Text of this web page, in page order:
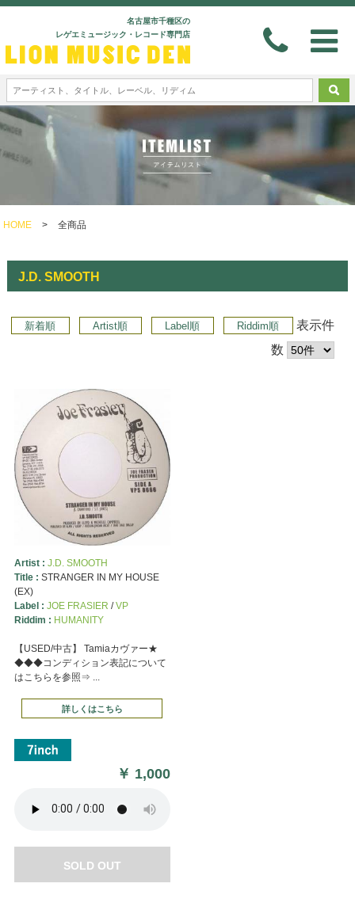
名古屋市千種区の
レゲエミュージック・レコード専門店
HOME > 全商品
J.D. SMOOTH
新着順 Artist順 Label順 Riddim順
表示件
数
Artist : J.D. SMOOTH
Title : STRANGER IN MY HOUSE
(EX)
Label : JOE FRASIER /VP
Riddim : HUMANITY
【USED/中古】 Tamiaカヴァー★
◆◆◆コンディション表記について
はこちらを参照⇒ ...
詳しくはこちら
￥ 1,000
SOLD OUT